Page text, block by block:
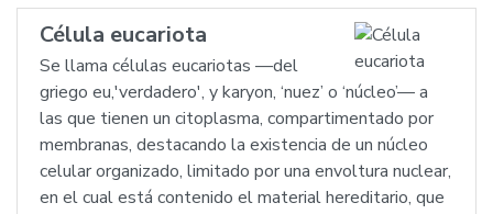
Célula eucariota
Se llama células eucariotas —del
griego eu,'verdadero', y karyon, ‘nuez’ o ‘núcleo’— a
las que tienen un citoplasma, compartimentado por
membranas, destacando la existencia de un núcleo
celular organizado, limitado por una envoltura nuclear,
en el cual está contenido el material hereditario, que